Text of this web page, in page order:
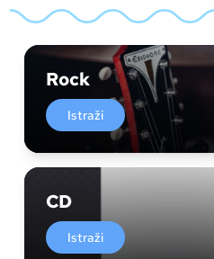
Rock
Istraži
CD
Istraži